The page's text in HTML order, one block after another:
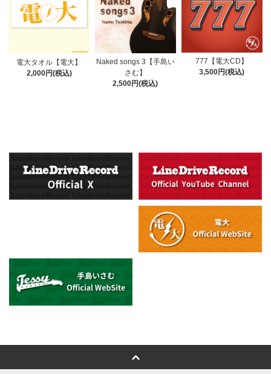
電大タオル【電大】
2,000円(税込)
Naked songs 3【手島い
さむ】
2,500円(税込)
777【電大CD】
3,500円(税込)